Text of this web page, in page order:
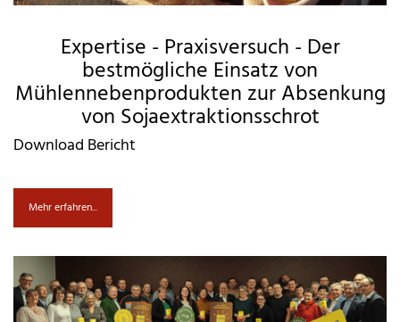
Expertise - Praxisversuch - Der
bestmögliche Einsatz von
Mühlennebenprodukten zur Absenkung
von Sojaextraktionsschrot
Download Bericht
Mehr erfahren...